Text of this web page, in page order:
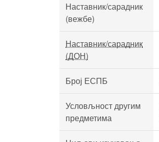
Наставник/сарадник
(вежбе)
Наставник/сарадник
(ДОН)
Број ЕСПБ
Условљност другим
предметима